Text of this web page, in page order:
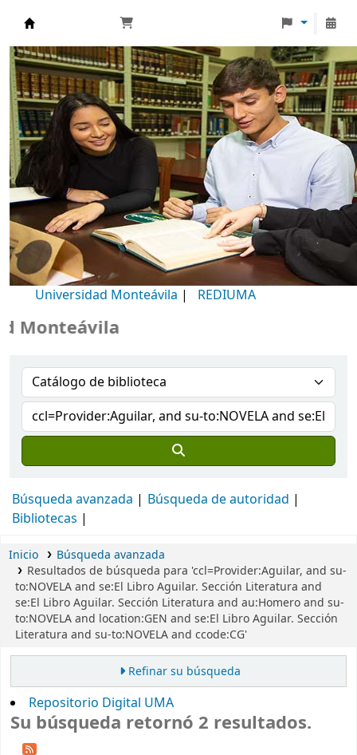
Biblioteca Universidad Monteávila
Universidad Monteávila | REDIUMA
Búsqueda avanzada
Búsqueda de autoridad
Bibliotecas
Inicio
Búsqueda avanzada
Resultados de búsqueda para 'ccl=Provider:Aguilar, and su-
to:NOVELA and se:El Libro Aguilar. Sección Literatura and
se:El Libro Aguilar. Sección Literatura and au:Homero and su-
to:NOVELA and location:GEN and se:El Libro Aguilar. Sección
Literatura and su-to:NOVELA and ccode:CG'
Refinar su búsqueda
Repositorio Digital UMA
Su búsqueda retornó 2 resultados.